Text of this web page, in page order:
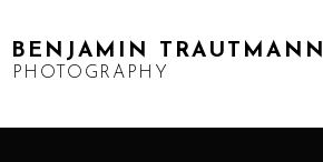
BENJAMIN TRAUTMANN
PHOTOGRAPHY